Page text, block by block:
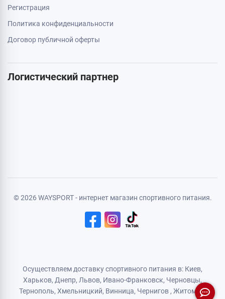
Дополнительно
Акции
Бренды
Карта сайта
Логистический партнер